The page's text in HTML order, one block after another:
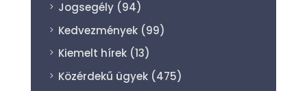
Jogsegély (94)
Kedvezmények (99)
Kiemelt hírek (13)
Közérdekű ügyek (475)